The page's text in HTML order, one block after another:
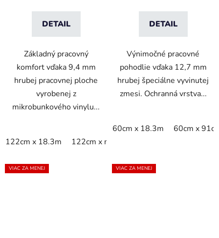
DETAIL
Základný pracovný
komfort vďaka 9,4 mm
hrubej pracovnej ploche
vyrobenej z
mikrobunkového vinylu...
122cm x 18.3m 122cm x m
DETAIL
Výnimočné pracovné
pohodlie vďaka 12,7 mm
hrubej špeciálne vyvinutej
zmesi. Ochranná vrstva...
60cm x 18.3m 60cm x
VIAC ZA MENEJ VIAC ZA MENEJ